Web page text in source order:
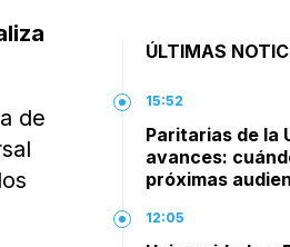
de
ÚLTIMAS
15:52
Paritarias de la
avances:
próximas
12:05